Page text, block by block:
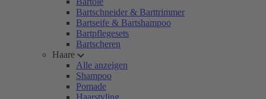
Bartschneider & Barttrimmer
Bartseife & Bartshampoo
Bartpflegesets
Bartscheren
Haare
Alle anzeigen
Shampoo
Pomade
Haarstyling